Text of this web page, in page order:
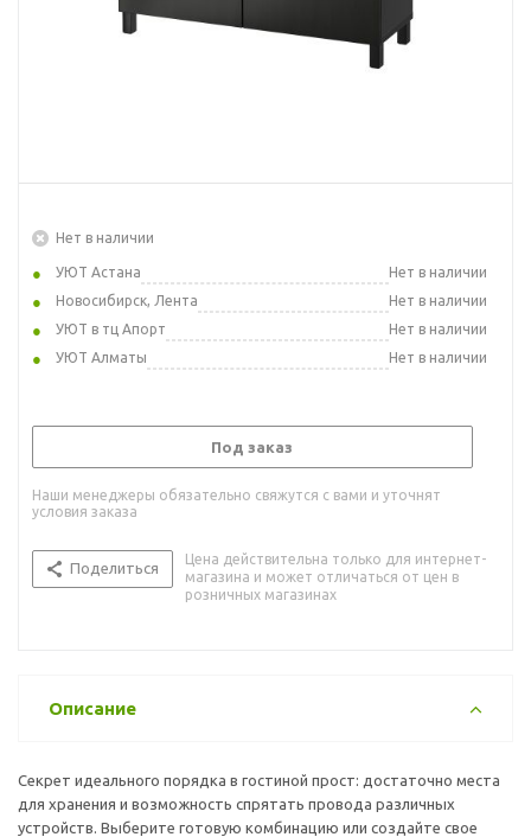
Нет в наличии
УЮТ Астана
Нет в наличии
Новосибирск, Лента
Нет в наличии
УЮТ в тц Апорт
Нет в наличии
УЮТ Алматы
Нет в наличии
Под заказ
Наши менеджеры обязательно свяжутся с вами и уточнят
условия заказа
Поделиться
Цена действительна только для интернет-
магазина и может отличаться от цен в
розничных магазинах
Описание
Секрет идеального порядка в гостиной прост: достаточно места
для хранения и возможность спрятать провода различных
устройств. Выберите готовую комбинацию или создайте свое